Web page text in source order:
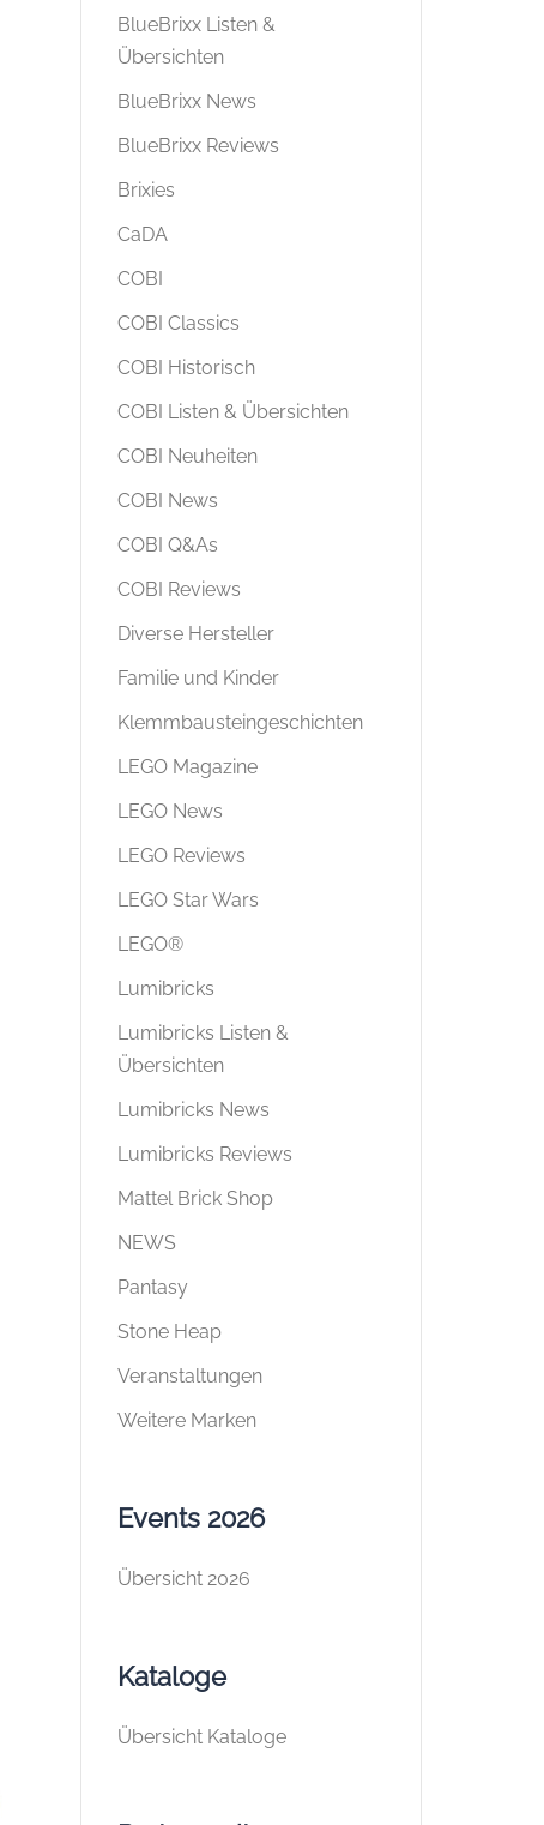
BlueBrixx Listen &
Übersichten
BlueBrixx News
BlueBrixx Reviews
Brixies
CaDA
COBI
COBI Classics
COBI Historisch
COBI Listen & Übersichten
COBI Neuheiten
COBI News
COBI Q&As
COBI Reviews
Diverse Hersteller
Familie und Kinder
Klemmbausteingeschichten
LEGO Magazine
LEGO News
LEGO Reviews
LEGO Star Wars
LEGO®
Lumibricks
Lumibricks Listen &
Übersichten
Lumibricks News
Lumibricks Reviews
Mattel Brick Shop
NEWS
Pantasy
Stone Heap
Veranstaltungen
Weitere Marken
Events 2026
Übersicht 2026
Kataloge
Übersicht Kataloge